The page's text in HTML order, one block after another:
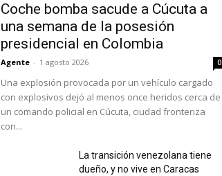
Coche bomba sacude a Cúcuta a
una semana de la posesión
presidencial en Colombia
Agente - 1 agosto 2026 0
Una explosión provocada por un vehículo cargado
con explosivos dejó al menos once heridos cerca de
un comando policial en Cúcuta, ciudad fronteriza
con...
La transición venezolana tiene
dueño, y no vive en Caracas